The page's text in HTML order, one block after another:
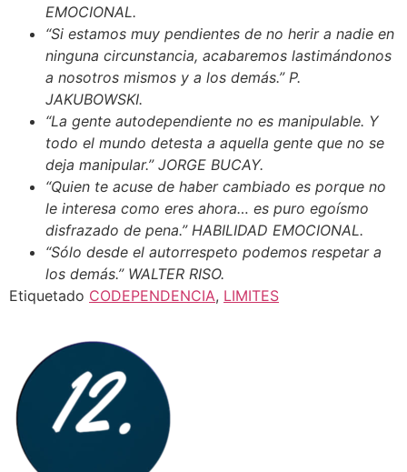
EMOCIONAL.
“Si estamos muy pendientes de no herir a nadie en
ninguna circunstancia, acabaremos lastimándonos
a nosotros mismos y a los demás.” P.
JAKUBOWSKI.
“La gente autodependiente no es manipulable. Y
todo el mundo detesta a aquella gente que no se
deja manipular.” JORGE BUCAY.
“Quien te acuse de haber cambiado es porque no
le interesa como eres ahora… es puro egoísmo
disfrazado de pena.” HABILIDAD EMOCIONAL.
“Sólo desde el autorrespeto podemos respetar a
los demás.” WALTER RISO.
Etiquetado CODEPENDENCIA, LIMITES